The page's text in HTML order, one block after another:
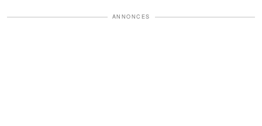
ANNONCES